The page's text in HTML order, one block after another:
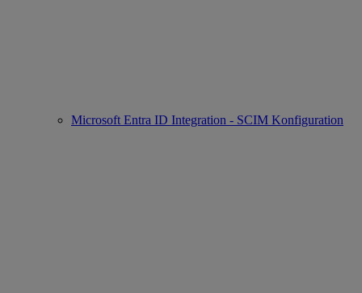
Microsoft Entra ID Integration - SCIM Konfiguration